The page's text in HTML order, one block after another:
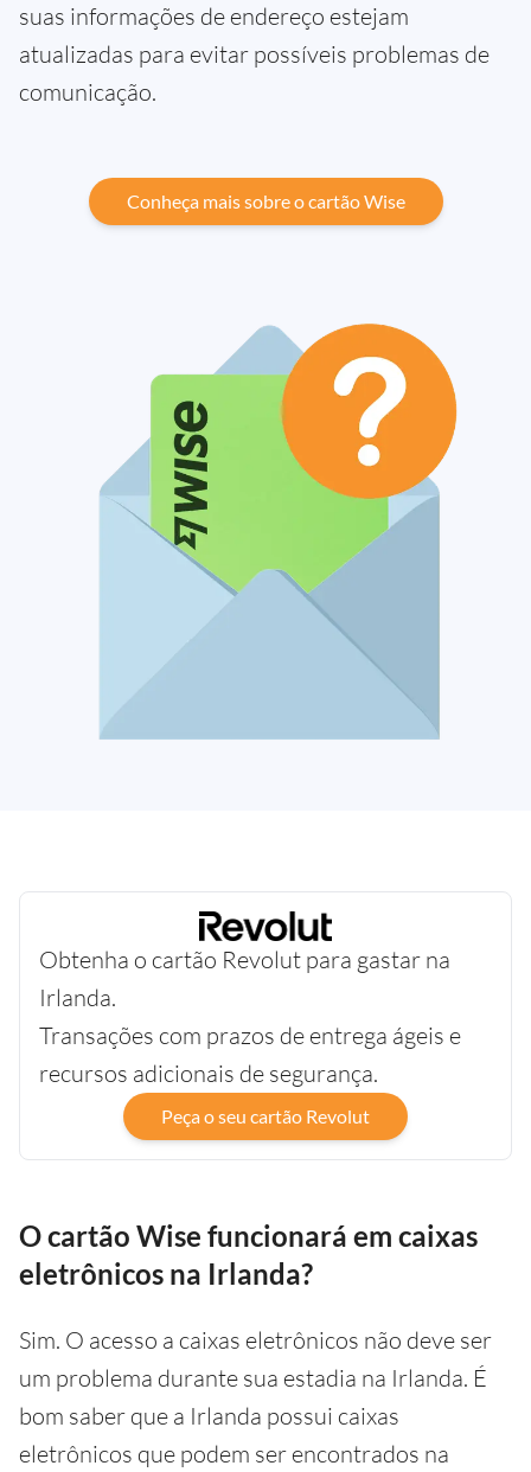
suas informações de endereço estejam
atualizadas para evitar possíveis problemas de
comunicação.
Conheça mais sobre o cartão Wise
Obtenha o cartão Revolut para gastar na
Irlanda.
Transações com prazos de entrega ágeis e
recursos adicionais de segurança.
Peça o seu cartão Revolut
O cartão Wise funcionará em caixas
eletrônicos na Irlanda?
Sim. O acesso a caixas eletrônicos não deve ser
um problema durante sua estadia na Irlanda. É
bom saber que a Irlanda possui caixas
eletrônicos que podem ser encontrados na